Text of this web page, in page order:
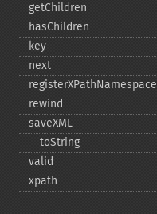
getChildren
hasChildren
key
next
registerXPathNamespace
rewind
saveXML
_​_​toString
valid
xpath